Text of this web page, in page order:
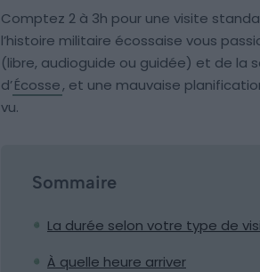
Comptez 2 à 3h pour une visite
l’histoire militaire écossaise vous
(libre, audioguide ou guidée) et de la
d’Écosse, et une mauvaise
vu.
Sommaire
La durée selon votre type de
À quelle heure arriver